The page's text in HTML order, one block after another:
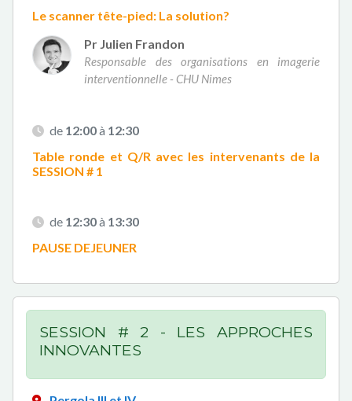
Le scanner tête-pied: La solution?
Pr Julien Frandon
Responsable des organisations en imagerie
interventionnelle - CHU Nimes
de 12:00à 12:30
Table ronde et Q/R avec les intervenants de la
SESSION # 1
de 12:30à 13:30
PAUSE DEJEUNER
SESSION # 2 - LES APPROCHES
INNOVANTES